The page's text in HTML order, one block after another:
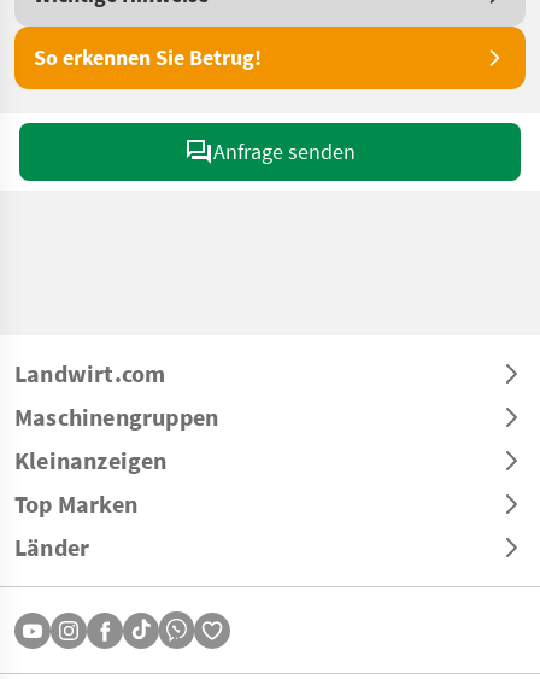
So erkennen Sie Betrug!
Anfrage senden
Landwirt.com
Maschinengruppen
Kleinanzeigen
Top Marken
Länder